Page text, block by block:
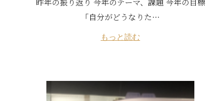
「自分がどうなりた…
もっと読む